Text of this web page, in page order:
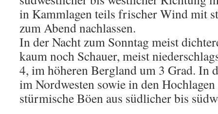
in Kammlagen teils frischer Wind mit
zum Abend nachlassen.
In der Nacht zum Sonntag meist
kaum noch Schauer, meist
4, im höheren Bergland um 3 Grad. In
im Nordwesten sowie in den
stürmische Böen aus südlicher bis